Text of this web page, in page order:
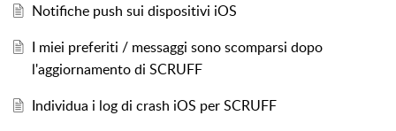
Notifiche push sui dispositivi iOS
I miei preferiti / messaggi sono scomparsi dopo
l'aggiornamento di SCRUFF
Individua i log di crash iOS per SCRUFF